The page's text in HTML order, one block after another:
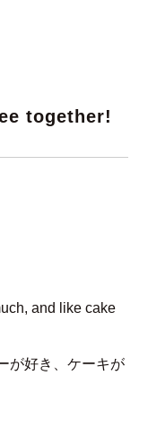
together!
and like cake
が好き、ケーキが